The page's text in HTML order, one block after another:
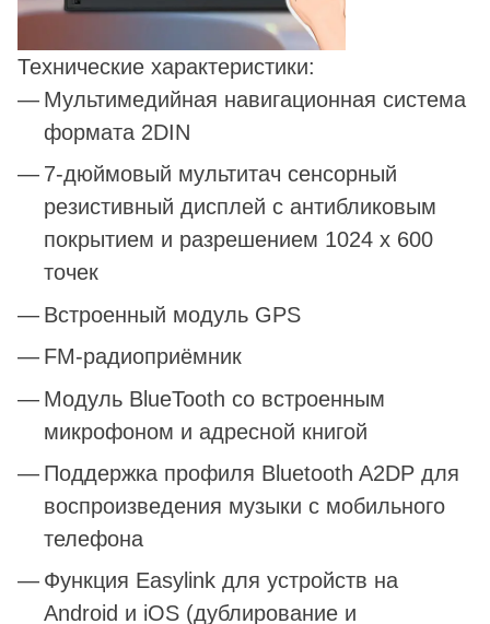
Технические характеристики:
Мультимедийная навигационная система
формата 2DIN
7-дюймовый мультитач сенсорный
резистивный дисплей с антибликовым
покрытием и разрешением 1024 x 600
точек
Встроенный модуль GPS
FM-радиоприёмник
Модуль BlueTooth со встроенным
микрофоном и адресной книгой
Поддержка профиля Bluetooth A2DP для
воспроизведения музыки с мобильного
телефона
Функция Easylink для устройств на
Android и iOS (дублирование и